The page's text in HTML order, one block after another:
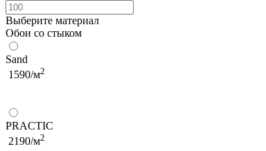
Выберите материал
Обои со стыком
Sand
1590/м2
PRACTIC
2190/м2